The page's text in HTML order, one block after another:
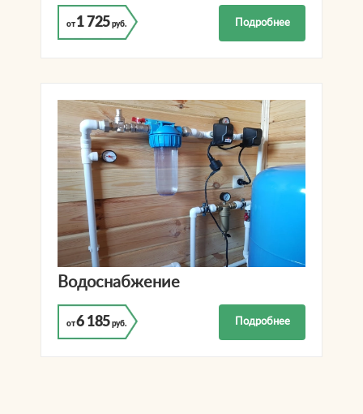
от 1 725 руб. Подробнее
Водоснабжение
от6 185 руб. Подробнее